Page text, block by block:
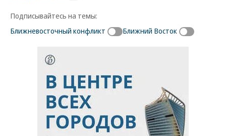
Подписывайтесь на темы:
Ближневосточный конфликт
Ближний Восток